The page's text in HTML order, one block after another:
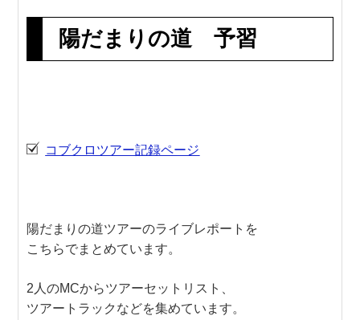
陽だまりの道 予習
コブクロツアー記録ページ
陽だまりの道ツアーのライブレポートを
こちらでまとめています。
2人のMCからツアーセットリスト、
ツアートラックなどを集めています。